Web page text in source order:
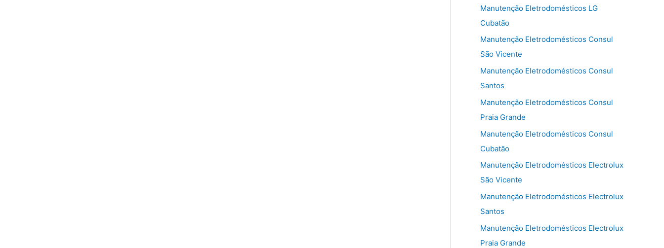
Manutenção Eletrodomésticos LG
Cubatão
Manutenção Eletrodomésticos Consul
São Vicente
Manutenção Eletrodomésticos Consul
Santos
Manutenção Eletrodomésticos Consul
Praia Grande
Manutenção Eletrodomésticos Consul
Cubatão
Manutenção Eletrodomésticos Electrolux
São Vicente
Manutenção Eletrodomésticos Electrolux
Santos
Manutenção Eletrodomésticos Electrolux
Praia Grande